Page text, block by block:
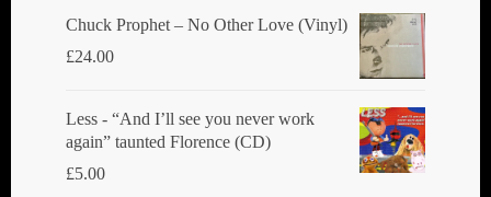
Chuck Prophet – No Other Love (Vinyl)
£24.00
Less - “And I’ll see you never work
again” taunted Florence (CD)
£5.00